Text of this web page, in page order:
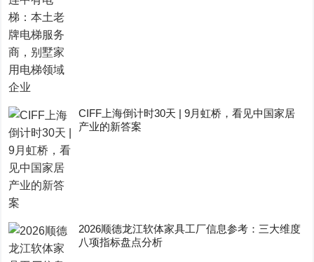
CIFF上海倒计时30天 | 9月虹桥，看见中国家居
产业的新答案
2026顺德龙江软体家具工厂信息参考：三大维度
八项指标盘点分析